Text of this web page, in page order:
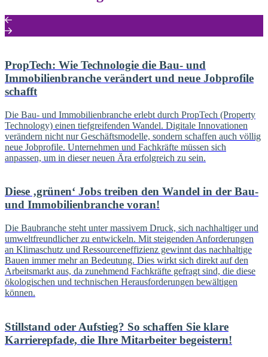
PropTech: Wie Technologie die Bau- und
Immobilienbranche verändert und neue Jobprofile
schafft
Die Bau- und Immobilienbranche erlebt durch PropTech (Property
Technology) einen tiefgreifenden Wandel. Digitale Innovationen
verändern nicht nur Geschäftsmodelle, sondern schaffen auch völlig
neue Jobprofile. Unternehmen und Fachkräfte müssen sich
anpassen, um in dieser neuen Ära erfolgreich zu sein.
Diese ‚grünen‘ Jobs treiben den Wandel in der Bau-
und Immobilienbranche voran!
Die Baubranche steht unter massivem Druck, sich nachhaltiger und
umweltfreundlicher zu entwickeln. Mit steigenden Anforderungen
an Klimaschutz und Ressourceneffizienz gewinnt das nachhaltige
Bauen immer mehr an Bedeutung. Dies wirkt sich direkt auf den
Arbeitsmarkt aus, da zunehmend Fachkräfte gefragt sind, die diese
ökologischen und technischen Herausforderungen bewältigen
können.
Stillstand oder Aufstieg? So schaffen Sie klare
Karrierepfade, die Ihre Mitarbeiter begeistern!